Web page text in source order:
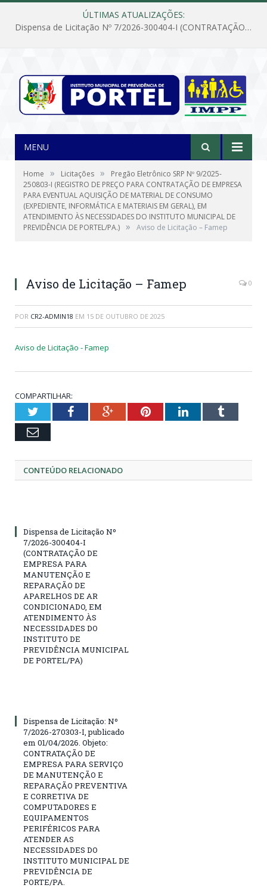
ÚLTIMAS ATUALIZAÇÕES:
Dispensa de Licitação Nº 7/2026-300404-I (CONTRATAÇÃO DE EMPRESA PARA MANUTENÇÃO E REPARAÇÃO DE APARELHOS DE AR CONDICIONADO, EM ATENDIMENTO ÀS NECESSIDADES DO INSTITUTO DE PREVIDÊNCIA MUNICIPAL DE PORTEL/PA)
MENU
Home » Licitações »
Pregão Eletrônico SRP Nº 9/2025-
250803-I (REGISTRO DE PREÇO PARA CONTRATAÇÃO DE EMPRESA
PARA EVENTUAL AQUISIÇÃO DE MATERIAL DE CONSUMO
(EXPEDIENTE, INFORMÁTICA E MATERIAIS EM GERAL), EM
ATENDIMENTO ÀS NECESSIDADES DO INSTITUTO MUNICIPAL DE
PREVIDÊNCIA DE PORTEL/PA.) » Aviso de Licitação – Famep
Aviso de Licitação – Famep 0
POR CR2-ADMIN18 EM 15 DE OUTUBRO DE 2025
Aviso de Licitação - Famep
COMPARTILHAR:
TwitterFacebookGoogle+PinterestLinkedInTumblr
Email
CONTEÚDO RELACIONADO
Dispensa de Licitação Nº
7/2026-300404-I
(CONTRATAÇÃO DE
EMPRESA PARA
MANUTENÇÃO E
REPARAÇÃO DE
APARELHOS DE AR
CONDICIONADO, EM
ATENDIMENTO ÀS
NECESSIDADES DO
INSTITUTO DE
PREVIDÊNCIA MUNICIPAL
DE PORTEL/PA)
Dispensa de Licitação: Nº
7/2026-270303-I, publicado
em 01/04/2026. Objeto:
CONTRATAÇÃO DE
EMPRESA PARA SERVIÇO
DE MANUTENÇÃO E
REPARAÇÃO PREVENTIVA
E CORRETIVA DE
COMPUTADORES E
EQUIPAMENTOS
PERIFÉRICOS PARA
ATENDER AS
NECESSIDADES DO
INSTITUTO MUNICIPAL DE
PREVIDÊNCIA DE
PORTE/PA.